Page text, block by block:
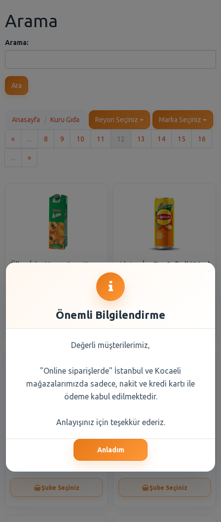
Arama
Arama:
Ara
Anasayfa Kuru Gıda Reyon Seçiniz Marka Seçiniz
« ... 8 9 10 11 12 13 14 15 16
... »Son
Ülker İçim Meyve Suyu Kayısı
Lipton İce Tea Şeftali 330 ml
Fasulye 1 kg
Şube Seçiniz
gr
Şube Seçiniz
Önemli Bilgilendirme
Değerli müşterilerimiz,
"Online siparişlerde" İstanbul ve Kocaeli
mağazalarımızda sadece, nakit ve kredi kartı ile
ödeme kabul edilmektedir.
Anlayışınız için teşekkür ederiz.
Anladım